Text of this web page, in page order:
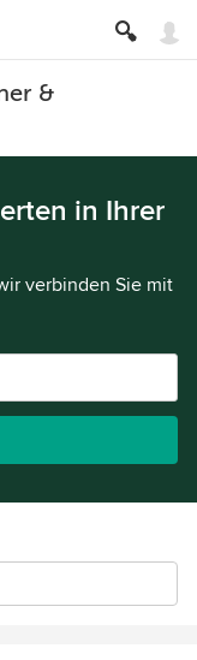
&
in Ihrer
verbinden Sie mit